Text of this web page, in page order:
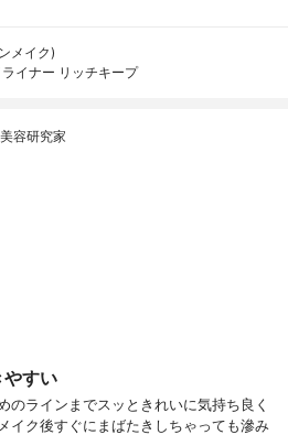
メイク)
イナー リッチキープ
容研究家
やすい
のラインまでスッときれいに気持ち良く
イク後すぐにまばたきしちゃっても滲み